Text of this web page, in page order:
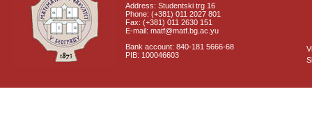
Address: Studentski trg 16
Phone: (+381) 011 2027 801
Fax: (+381) 011 2630 151
E-mail: matf@matf.bg.ac.yu
Bank account: 840-181 5666-68
PIB: 100046603